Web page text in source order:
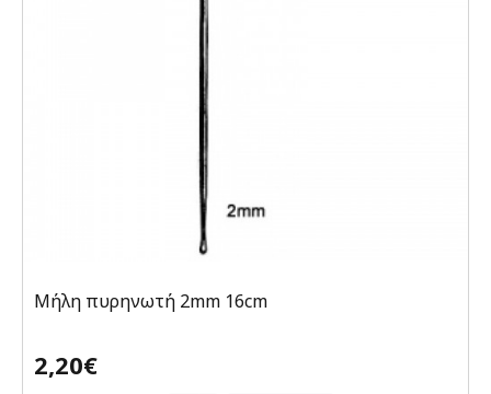
Μήλη πυρηνωτή 2mm 16cm
2,20€